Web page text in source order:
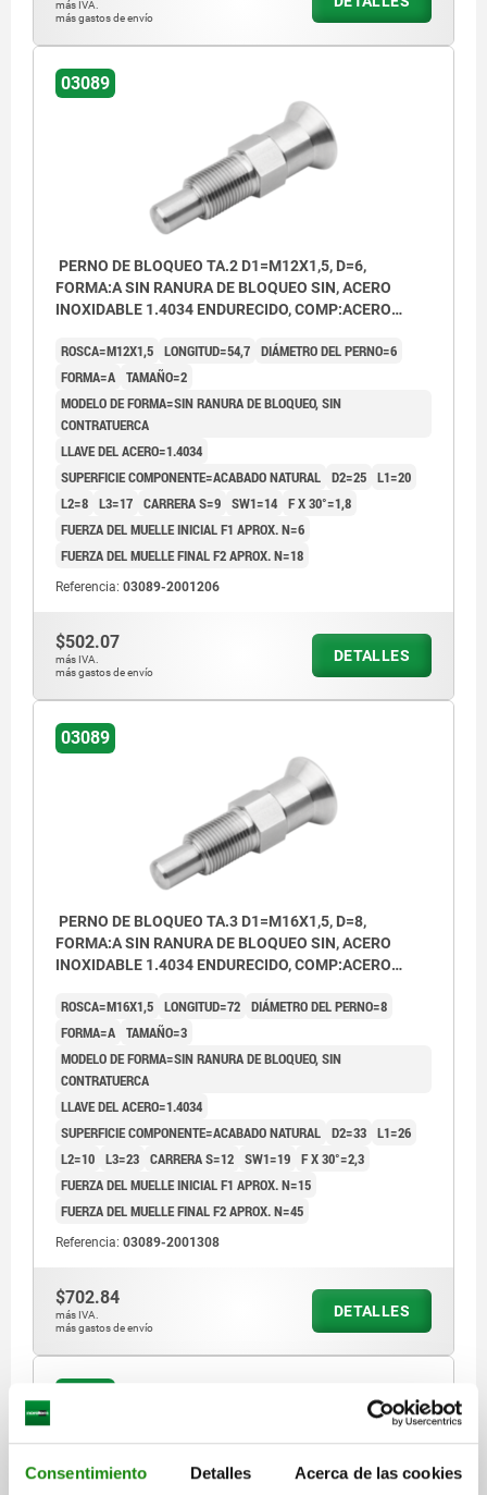
Consentimiento Detalles Acerca de las cookies
más IVA.
más gastos de envío
03089
PERNO DE BLOQUEO TA.2 D1=M12X1,5, D=6,
FORMA:A SIN RANURA DE BLOQUEO SIN, ACERO
INOXIDABLE 1.4034 ENDURECIDO, COMP:ACERO
ROSCA=M12X1,5 LONGITUD=54,7 DIÁMETRO DEL PERNO=6
FORMA=A TAMAÑO=2
MODELO DE FORMA=SIN RANURA DE BLOQUEO, SIN
CONTRATUERCA
LLAVE DEL ACERO=1.4034
SUPERFICIE COMPONENTE=ACABADO NATURAL D2=25 L1=20
L2=8 L3=17 CARRERA S=9 SW1=14 F X 30°=1,8
FUERZA DEL MUELLE INICIAL F1 APROX. N=6
FUERZA DEL MUELLE FINAL F2 APROX. N=18
Referencia: 03089-2001206
$502.07
más IVA.
más gastos de envío
DETALLES
03089
PERNO DE BLOQUEO TA.3 D1=M16X1,5, D=8,
FORMA:A SIN RANURA DE BLOQUEO SIN, ACERO
INOXIDABLE 1.4034 ENDURECIDO, COMP:ACERO
ROSCA=M16X1,5 LONGITUD=72 DIÁMETRO DEL PERNO=8
FORMA=A TAMAÑO=3
MODELO DE FORMA=SIN RANURA DE BLOQUEO, SIN
CONTRATUERCA
LLAVE DEL ACERO=1.4034
SUPERFICIE COMPONENTE=ACABADO NATURAL D2=33 L1=26
L2=10 L3=23 CARRERA S=12 SW1=19 F X 30°=2,3
FUERZA DEL MUELLE INICIAL F1 APROX. N=15
FUERZA DEL MUELLE FINAL F2 APROX. N=45
Referencia: 03089-2001308
$702.84
más IVA.
más gastos de envío
DETALLES